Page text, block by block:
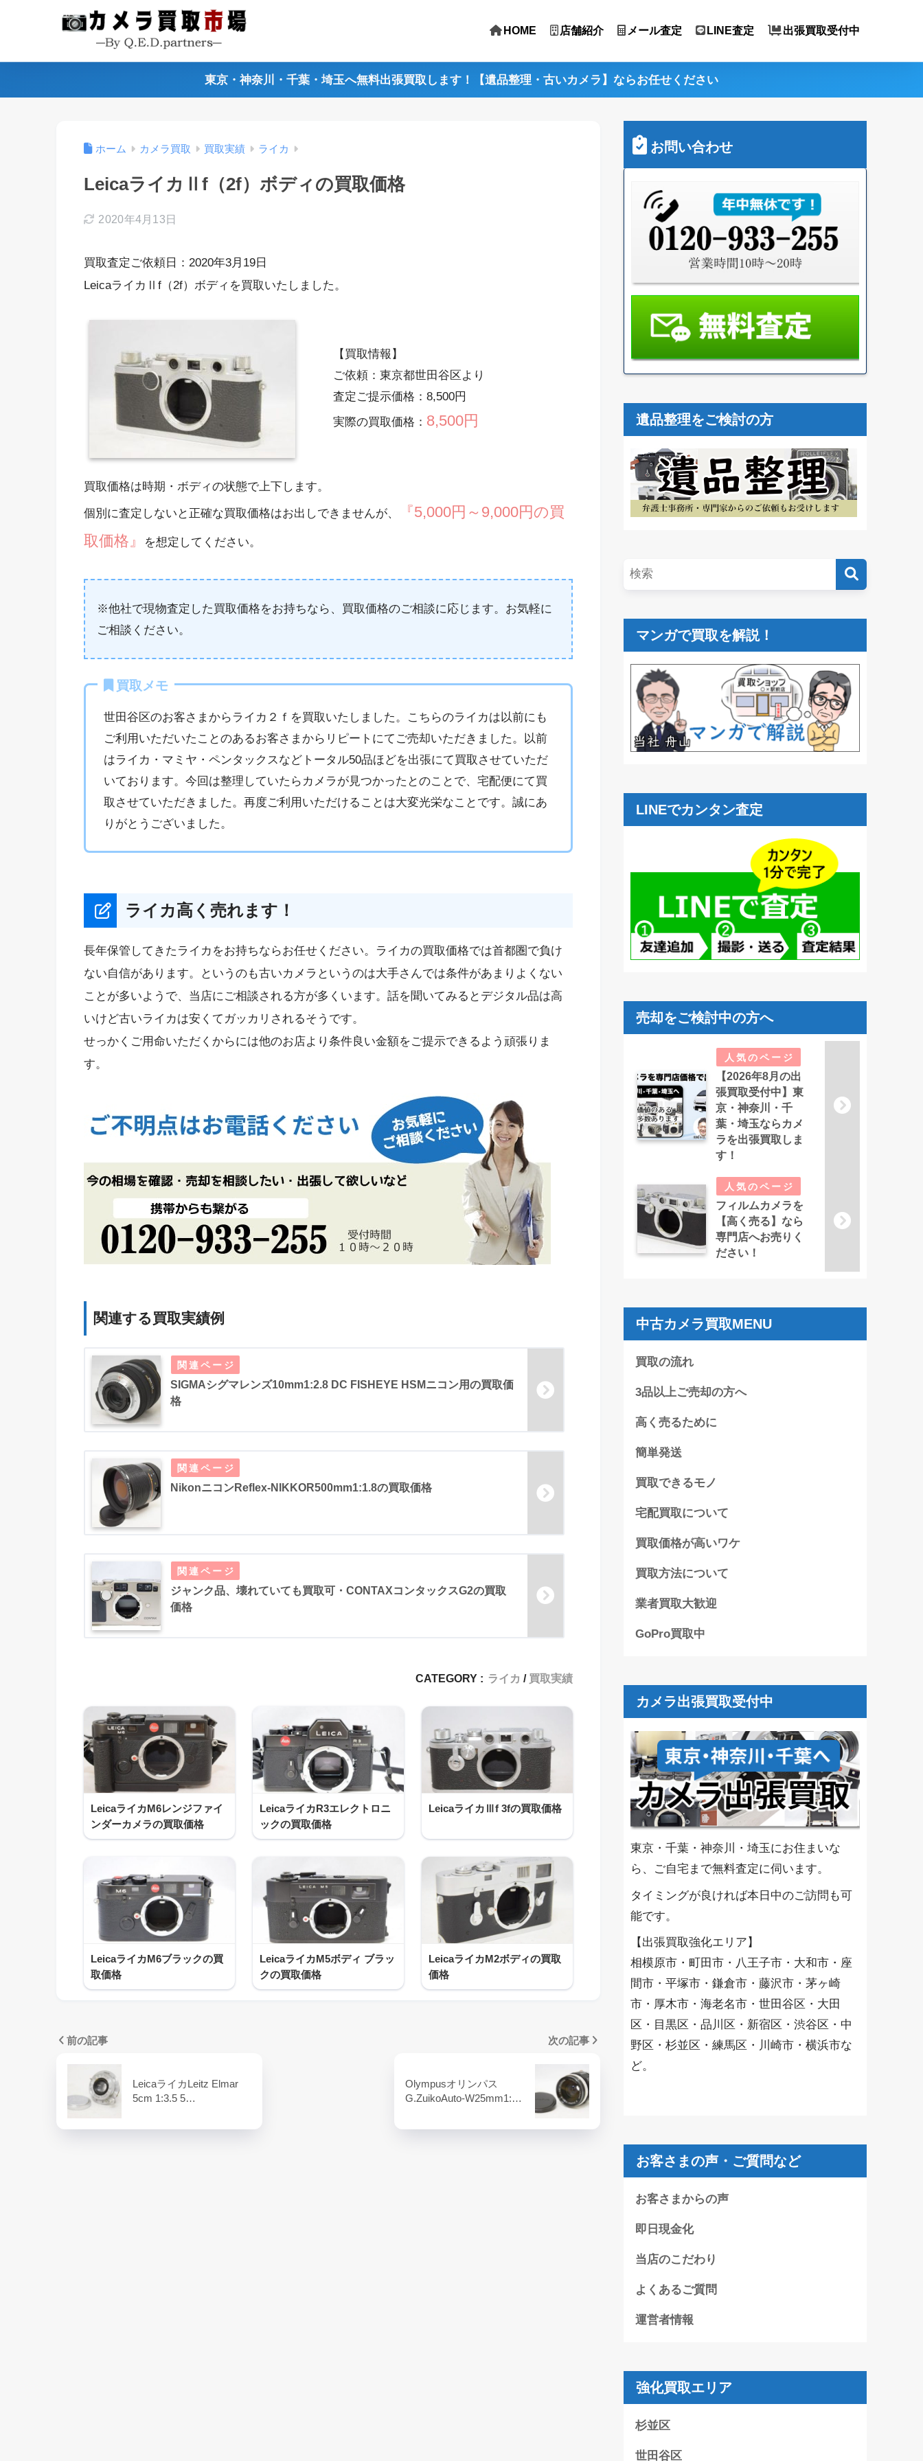
HOME 店舗紹介 メール査定 LINE査定 出張買取受付中
東京・神奈川・千葉・埼玉へ無料出張買取します！【遺品整理・古いカメラ】ならお任せください
ホーム カメラ買取 買取実績 ライカ
LeicaライカⅡf（2f）ボディの買取価格
2020年4月13日
買取査定ご依頼日：2020年3月19日
LeicaライカⅡf（2f）ボディを買取いたしました。
【買取情報】
ご依頼：東京都世田谷区より
査定ご提示価格：8,500円
実際の買取価格： 8,500円
買取価格は時期・ボディの状態で上下します。
個別に査定しないと正確な買取価格はお出しできませんが、
『5,000円～9,000円の買
取価格』
を想定してください。
※他社で現物査定した買取価格をお持ちなら、買取価格のご相談に応じます。お気軽に
ご相談ください。
買取メモ
世田谷区のお客さまからライカ２ｆを買取いたしました。こちらのライカは以前にも
ご利用いただいたことのあるお客さまからリピートにてご売却いただきました。以前
はライカ・マミヤ・ペンタックスなどトータル50品ほどを出張にて買取させていただ
いております。今回は整理していたらカメラが見つかったとのことで、宅配便にて買
取させていただきました。再度ご利用いただけることは大変光栄なことです。誠にあ
りがとうございました。
ライカ高く売れます！
長年保管してきたライカをお持ちならお任せください。ライカの買取価格では首都圏で負け
ない自信があります。というのも古いカメラというのは大手さんでは条件があまりよくない
ことが多いようで、当店にご相談される方が多くいます。話を聞いてみるとデジタル品は高
いけど古いライカは安くてガッカリされるそうです。
せっかくご用命いただくからには他のお店より条件良い金額をご提示できるよう頑張りま
す。
関連する買取実績例
SIGMAシグマレンズ10mm1:2.8 DC FISHEYE HSMニコン用の買取価
格
NikonニコンReflex-NIKKOR500mm1:1.8の買取価格
ジャンク品、壊れていても買取可・CONTAXコンタックスG2の買取
価格
CATEGORY : ライカ 買取実績
LeicaライカM6レンジファイ
ンダーカメラの買取価格
LeicaライカR3エレクトロニ
ックの買取価格
LeicaライカⅢf 3fの買取価格
LeicaライカM6ブラックの買
取価格
LeicaライカM5ボディ ブラッ
クの買取価格
LeicaライカM2ボディの買取
価格
前の記事
LeicaライカLeitz Elmar
5cm 1:3.5 5…
次の記事
Olympusオリンパス
G.ZuikoAuto-W25mm1:…
お問い合わせ
遺品整理をご検討の方
マンガで買取を解説！
LINEでカンタン査定
売却をご検討中の方へ
【2026年8月の出
張買取受付中】東
京・神奈川・千
葉・埼玉ならカメ
ラを出張買取しま
す！
フィルムカメラを
【高く売る】なら
専門店へお売りく
ださい！
中古カメラ買取MENU
買取の流れ
3品以上ご売却の方へ
高く売るために
簡単発送
買取できるモノ
宅配買取について
買取価格が高いワケ
買取方法について
業者買取大歓迎
GoPro買取中
カメラ出張買取受付中
東京・千葉・神奈川・埼玉にお住まいな
ら、ご自宅まで無料査定に伺います。
タイミングが良ければ本日中のご訪問も可
能です。
【出張買取強化エリア】
相模原市・町田市・八王子市・大和市・座
間市・平塚市・鎌倉市・藤沢市・茅ヶ崎
市・厚木市・海老名市・世田谷区・大田
区・目黒区・品川区・新宿区・渋谷区・中
野区・杉並区・練馬区・川崎市・横浜市な
ど。
お客さまの声・ご質問など
お客さまからの声
即日現金化
当店のこだわり
よくあるご質問
運営者情報
強化買取エリア
杉並区
世田谷区